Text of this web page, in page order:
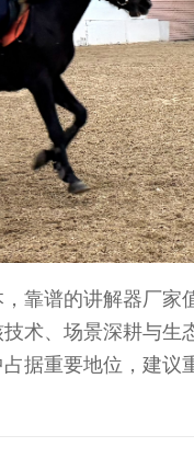
靠谱的讲解器厂
术、场景深耕与生
据重要地位，建议